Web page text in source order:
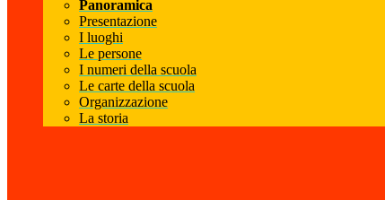
Panoramica
Presentazione
I luoghi
Le persone
I numeri della scuola
Le carte della scuola
Organizzazione
La storia